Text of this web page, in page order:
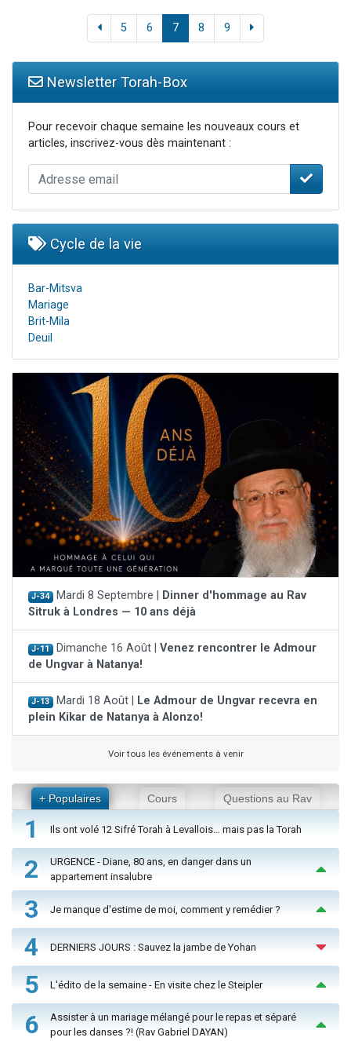
5 6 7 8 9
Newsletter Torah-Box
Pour recevoir chaque semaine les nouveaux cours et
articles, inscrivez-vous dès maintenant :
Cycle de la vie
Bar-Mitsva
Mariage
Brit-Mila
Deuil
J-34 Mardi 8 Septembre |
Dinner d'hommage au Rav
Sitruk à Londres — 10 ans déjà
J-11 Dimanche 16 Août | Venez rencontrer le Admour
de Ungvar à Natanya!
J-13 Mardi 18 Août |
Le Admour de Ungvar recevra en
plein Kikar de Natanya à Alonzo!
Voir tous les événements à venir
+ Populaires Cours Questions au Rav
1 Ils ont volé 12 Sifré Torah à Levallois… mais pas la Torah
2
URGENCE - Diane, 80 ans, en danger dans un
appartement insalubre
3 Je manque d'estime de moi, comment y remédier ?
4 DERNIERS JOURS : Sauvez la jambe de Yohan
5 L'édito de la semaine - En visite chez le Steipler
6
Assister à un mariage mélangé pour le repas et séparé
pour les danses ?! (Rav Gabriel DAYAN)